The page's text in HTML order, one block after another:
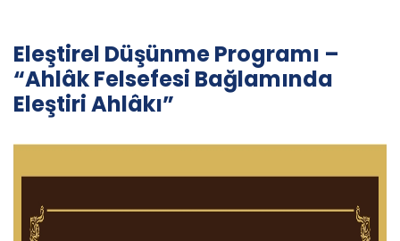
Eleştirel Düşünme Programı –
“Ahlâk Felsefesi Bağlamında
Eleştiri Ahlâkı”